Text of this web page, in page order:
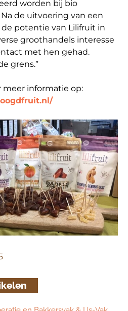
worden bij bio
de uitvoering van een
potentie van Lilifruit in
groothandels interesse
met hen gehad.
grens.”
meer informatie op: